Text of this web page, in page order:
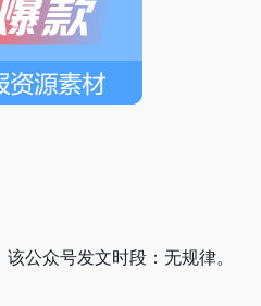
公众号发文时段：无规律。